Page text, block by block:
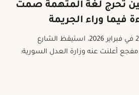
تُحرج لغة المتهمة صمت
فيما وراء الجريمة
مقدمة: صدمة فبراير 2026 في فبراير 2026، استيقظ الشارع
أعلنت عنه وزارة العدل السورية: